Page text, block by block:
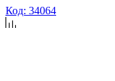
Код: 34064